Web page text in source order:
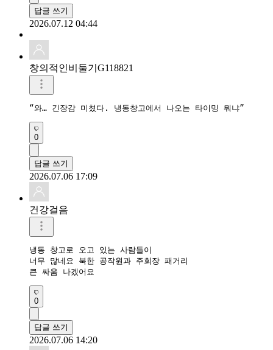
답글 쓰기
2026.07.12 04:44
창의적인비둘기G118821
“와… 긴장감 미쳤다. 냉동창고에서 나오는 타이밍 뭐냐”
0
답글 쓰기
2026.07.06 17:09
건강걸음
냉동 창고로 오고 있는 사람들이
너무 많네요 북한 공작원과 주회장 패거리
큰 싸움 나겠어요
0
답글 쓰기
2026.07.06 14:20